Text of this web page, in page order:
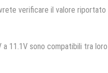
verificare il valore
a 11.1V sono compatibili tra